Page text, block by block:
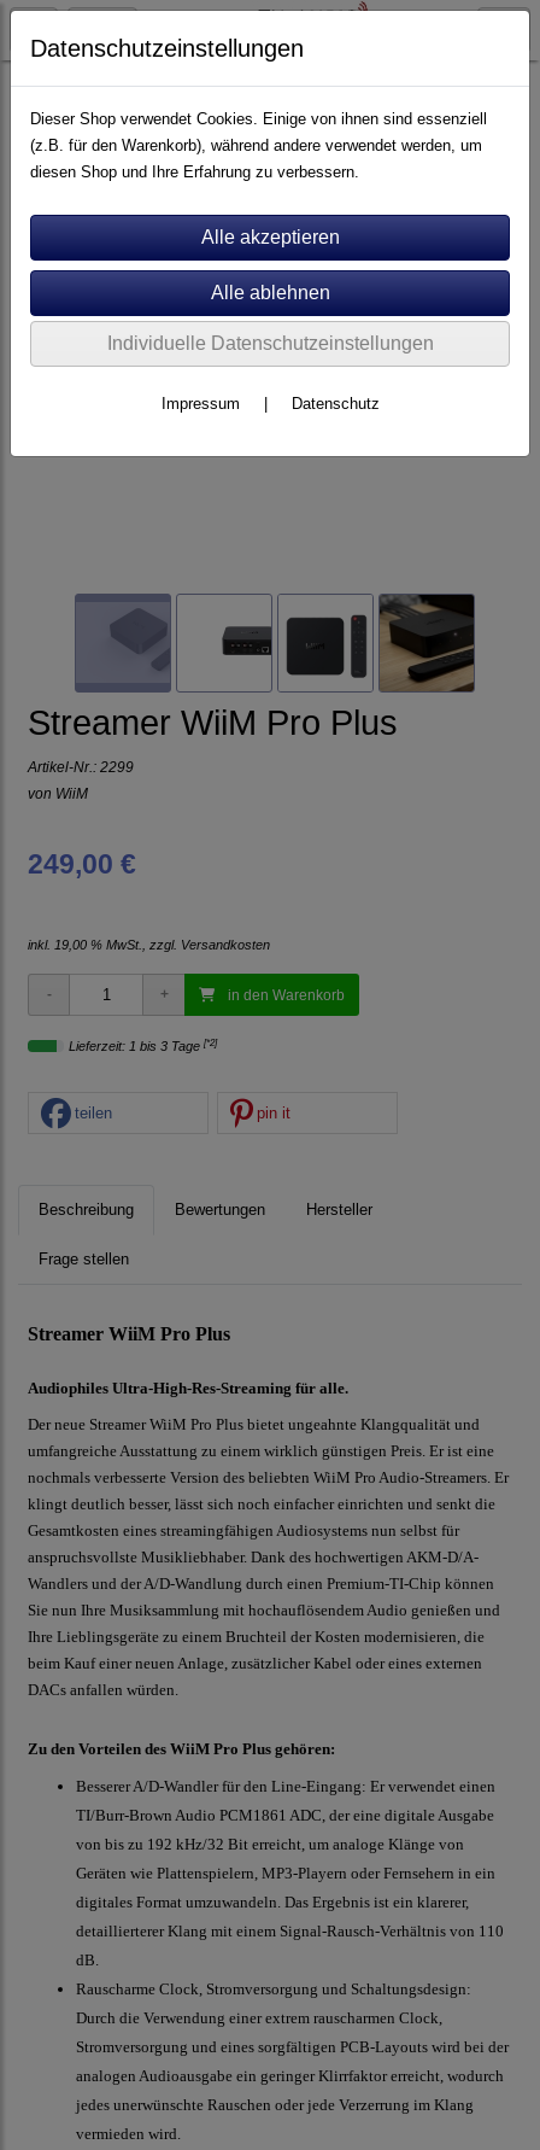
Artikel nach Marken P - Z Wiim
Streamer WiiM Pro Plus
Artikel-Nr.: 2299
von WiiM
249,00 €
inkl. 19,00 % MwSt., zzgl. Versandkosten
in den Warenkorb
Lieferzeit: 1 bis 3 Tage [*2]
teilen pin it
Beschreibung Bewertungen Hersteller
Frage stellen
Streamer WiiM Pro Plus
Audiophiles Ultra-High-Res-Streaming für alle.
Der neue Streamer WiiM Pro Plus bietet ungeahnte Klangqualität und
umfangreiche Ausstattung zu einem wirklich günstigen Preis. Er ist eine
nochmals verbesserte Version des beliebten WiiM Pro Audio-Streamers. Er
klingt deutlich besser, lässt sich noch einfacher einrichten und senkt die
Gesamtkosten eines streamingfähigen Audiosystems nun selbst für
anspruchsvollste Musikliebhaber. Dank des hochwertigen AKM-D/A-
Wandlers und der A/D-Wandlung durch einen Premium-TI-Chip können
Sie nun Ihre Musiksammlung mit hochauflösendem Audio genießen und
Ihre Lieblingsgeräte zu einem Bruchteil der Kosten modernisieren, die
beim Kauf einer neuen Anlage, zusätzlicher Kabel oder eines externen
DACs anfallen würden.
Zu den Vorteilen des WiiM Pro Plus gehören:
Besserer A/D-Wandler für den Line-Eingang: Er verwendet einen
TI/Burr-Brown Audio PCM1861 ADC, der eine digitale Ausgabe
von bis zu 192 kHz/32 Bit erreicht, um analoge Klänge von
Geräten wie Plattenspielern, MP3-Playern oder Fernsehern in ein
digitales Format umzuwandeln. Das Ergebnis ist ein klarerer,
detaillierterer Klang mit einem Signal-Rausch-Verhältnis von 110
dB.
Rauscharme Clock, Stromversorgung und Schaltungsdesign:
Durch die Verwendung einer extrem rauscharmen Clock,
Stromversorgung und eines sorgfältigen PCB-Layouts wird bei der
analogen Audioausgabe ein geringer Klirrfaktor erreicht, wodurch
jedes unerwünschte Rauschen oder jede Verzerrung im Klang
vermieden wird.
Datenschutzeinstellungen
Dieser Shop verwendet Cookies. Einige von ihnen sind essenziell
(z.B. für den Warenkorb), während andere verwendet werden, um
diesen Shop und Ihre Erfahrung zu verbessern.
Individuelle Datenschutzeinstellungen
Impressum Datenschutz